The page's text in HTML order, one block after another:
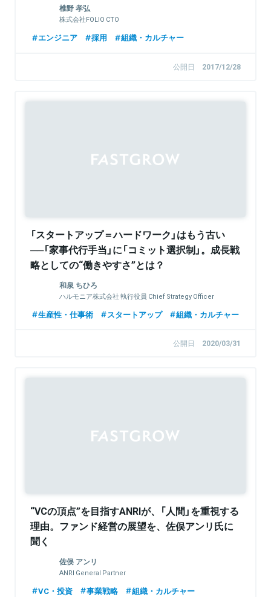
椎野 孝弘
株式会社FOLIO CTO
エンジニア 採用 組織・カルチャー
公開日 2017/12/28
「スタートアップ＝ハードワーク」はもう古い
──「家事代行手当」に「コミット選択制」。成長戦
略としての“働きやすさ”とは？
和泉 ちひろ
ハルモニア株式会社 執行役員 Chief Strategy Officer
生産性・仕事術 スタートアップ 組織・カルチャー
公開日 2020/03/31
“VCの頂点”を目指すANRIが、「人間」を重視する
理由。ファンド経営の展望を、佐俣アンリ氏に
聞く
佐俣 アンリ
ANRI General Partner
VC・投資 事業戦略
組織・カルチャー